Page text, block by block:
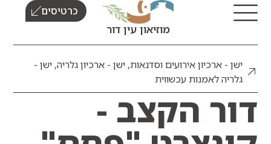
מוזיאון עין דור
כרטיסים
- ארכיון אירועים וסדנאות,ישן - ארכיון גלריה,ישן -
לאמנות עכשווית
הקצב -